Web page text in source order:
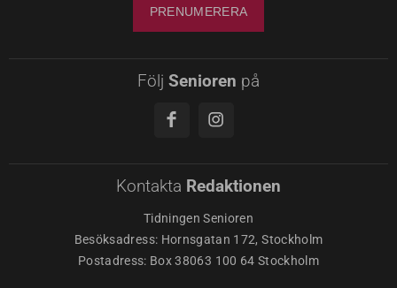
Följ Senioren på
Kontakta Redaktionen
Tidningen Senioren
Besöksadress: Hornsgatan 172, Stockholm
Postadress: Box 38063 100 64 Stockholm